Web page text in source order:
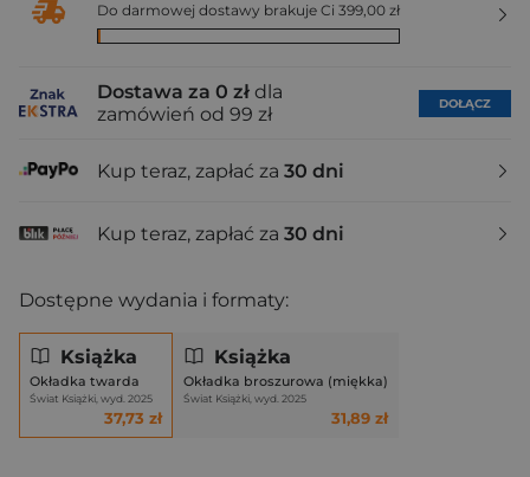
Do darmowej dostawy brakuje Ci 399,00 zł
Dostawa za 0 zł dla
zamówień od 99 zł
DOŁĄCZ
Kup teraz, zapłać za 30 dni
Kup teraz, zapłać za 30 dni
Dostępne wydania i formaty:
Książka
Okładka twarda
Świat Książki, wyd. 2025
37,73 zł
Książka
Okładka broszurowa (miękka)
Świat Książki, wyd. 2025
31,89 zł